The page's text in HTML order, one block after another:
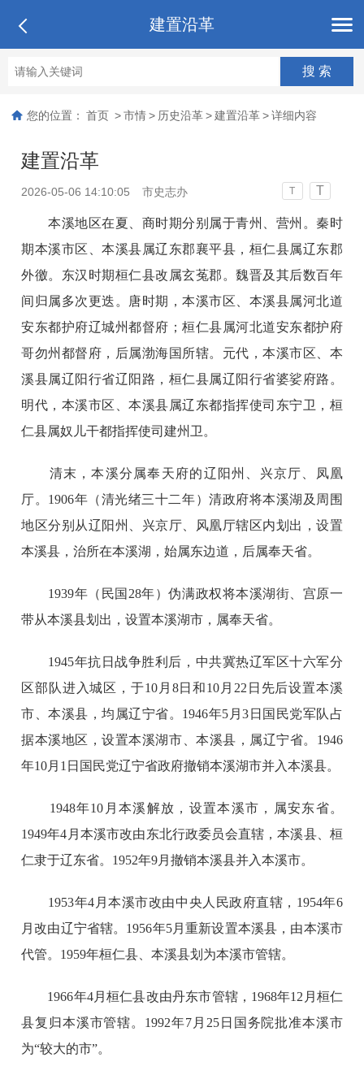
建置沿革
您的位置： 首页 > 市情 > 历史沿革 > 建置沿革 > 详细内容
建置沿革
2026-05-06 14:10:05 市史志办 T T
本溪地区在夏、商时期分别属于青州、营州。秦时
期本溪市区、本溪县属辽东郡襄平县，桓仁县属辽东郡
外徼。东汉时期桓仁县改属玄菟郡。魏晋及其后数百年
间归属多次更迭。唐时期，本溪市区、本溪县属河北道
安东都护府辽城州都督府；桓仁县属河北道安东都护府
哥勿州都督府，后属渤海国所辖。元代，本溪市区、本
溪县属辽阳行省辽阳路，桓仁县属辽阳行省婆娑府路。
明代，本溪市区、本溪县属辽东都指挥使司东宁卫，桓
仁县属奴儿干都指挥使司建州卫。
清末，本溪分属奉天府的辽阳州、兴京厅、凤凰
厅。1906年（清光绪三十二年）清政府将本溪湖及周围
地区分别从辽阳州、兴京厅、风凰厅辖区内划出，设置
本溪县，治所在本溪湖，始属东边道，后属奉天省。
1939年（民国28年）伪满政权将本溪湖街、宫原一
带从本溪县划出，设置本溪湖市，属奉天省。
1945年抗日战争胜利后，中共冀热辽军区十六军分
区部队进入城区，于10月8日和10月22日先后设置本溪
市、本溪县，均属辽宁省。1946年5月3日国民党军队占
据本溪地区，设置本溪湖市、本溪县，属辽宁省。1946
年10月1日国民党辽宁省政府撤销本溪湖市并入本溪县。
1948年10月本溪解放，设置本溪市，属安东省。
1949年4月本溪市改由东北行政委员会直辖，本溪县、桓
仁隶于辽东省。1952年9月撤销本溪县并入本溪市。
1953年4月本溪市改由中央人民政府直辖，1954年6
月改由辽宁省辖。1956年5月重新设置本溪县，由本溪市
代管。1959年桓仁县、本溪县划为本溪市管辖。
1966年4月桓仁县改由丹东市管辖，1968年12月桓仁
县复归本溪市管辖。1992年7月25日国务院批准本溪市
为“较大的市”。